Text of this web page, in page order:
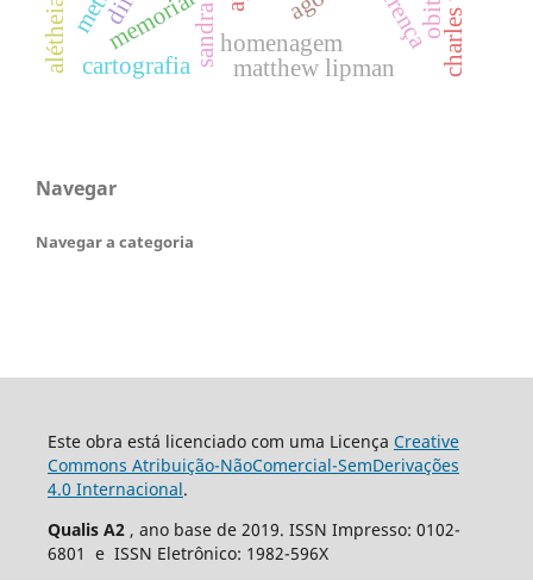
homenagem
memorial
matthew lipman
crença
cartografia
Navegar
Navegar a categoria
Este obra está licenciado com uma Licença Creative
Commons Atribuição-NãoComercial-SemDerivações
4.0 Internacional.
Qualis A2 , ano base de 2019. ISSN Impresso: 0102-
6801 e ISSN Eletrônico: 1982-596X